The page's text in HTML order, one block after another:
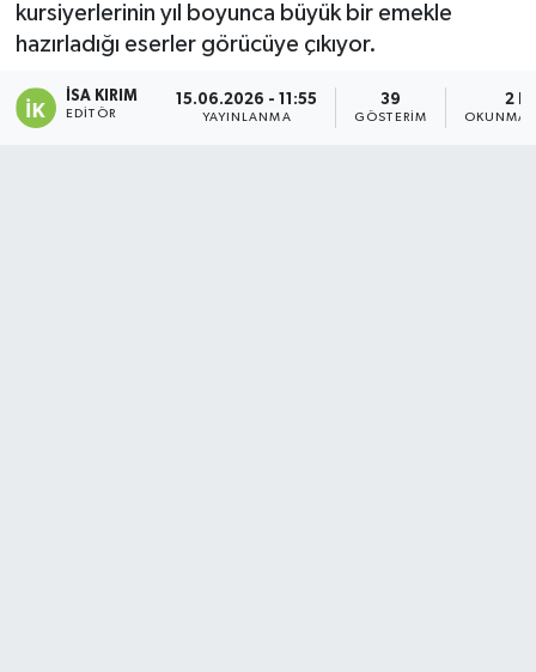
kursiyerlerinin yıl boyunca büyük bir emekle
hazırladığı eserler görücüye çıkıyor.
İSA KIRIM
EDITÖR
15.06.2026 - 11:55
YAYINLANMA
39
GÖSTERIM
2
OKUNMA
Haber Arşivi